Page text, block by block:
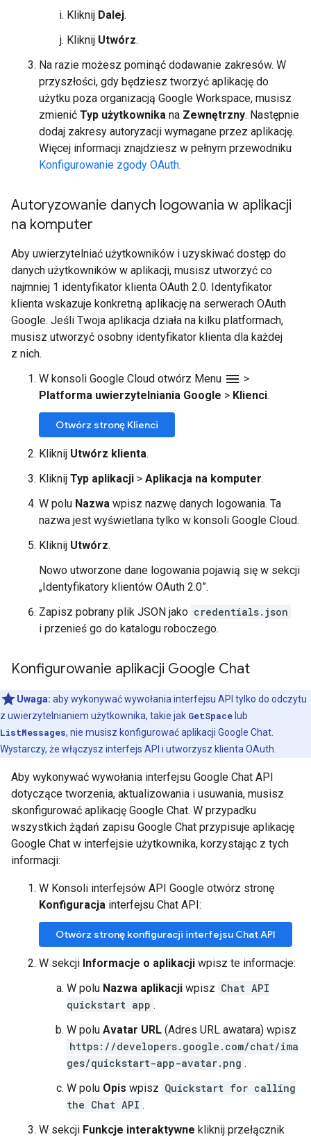
Kliknij Dalej.
Kliknij Utwórz.
Na razie możesz pominąć dodawanie zakresów. W
przyszłości, gdy będziesz tworzyć aplikację do
użytku poza organizacją Google Workspace, musisz
zmienić Typ użytkownika na Zewnętrzny. Następnie
dodaj zakresy autoryzacji wymagane przez aplikację.
Więcej informacji znajdziesz w pełnym przewodniku
Konfigurowanie zgody OAuth.
Autoryzowanie danych logowania w aplikacji
na komputer
Aby uwierzytelniać użytkowników i uzyskiwać dostęp do
danych użytkowników w aplikacji, musisz utworzyć co
najmniej 1 identyfikator klienta OAuth 2.0. Identyfikator
klienta wskazuje konkretną aplikację na serwerach OAuth
Google. Jeśli Twoja aplikacja działa na kilku platformach,
musisz utworzyć osobny identyfikator klienta dla każdej
z nich.
W konsoli Google Cloud otwórz Menu menu >
Platforma uwierzytelniania Google > Klienci.
Otwórz stronę Klienci
Kliknij Utwórz klienta.
Kliknij Typ aplikacji > Aplikacja na komputer.
W polu Nazwa wpisz nazwę danych logowania. Ta
nazwa jest wyświetlana tylko w konsoli Google Cloud.
Kliknij Utwórz.
Nowo utworzone dane logowania pojawią się w sekcji
„Identyfikatory klientów OAuth 2.0”.
Zapisz pobrany plik JSON jako credentials.json
i przenieś go do katalogu roboczego.
Konfigurowanie aplikacji Google Chat
Uwaga: aby wykonywać wywołania interfejsu API tylko do odczytu
z uwierzytelnianiem użytkownika, takie jak GetSpace lub
ListMessages, nie musisz konfigurować aplikacji Google Chat.
Wystarczy, że włączysz interfejs API i utworzysz klienta OAuth.
Aby wykonywać wywołania interfejsu Google Chat API
dotyczące tworzenia, aktualizowania i usuwania, musisz
skonfigurować aplikację Google Chat. W przypadku
wszystkich żądań zapisu Google Chat przypisuje aplikację
Google Chat w interfejsie użytkownika, korzystając z tych
informacji:
W Konsoli interfejsów API Google otwórz stronę
Konfiguracja interfejsu Chat API:
Otwórz stronę konfiguracji interfejsu Chat API
W sekcji Informacje o aplikacji wpisz te informacje:
W polu Nazwa aplikacji wpisz Chat API
quickstart app .
W polu Avatar URL (Adres URL awatara) wpisz
https://developers.google.com/chat/ima
ges/quickstart-app-avatar.png .
W polu Opis wpisz Quickstart for calling
the Chat API .
W sekcji Funkcje interaktywne kliknij przełącznik